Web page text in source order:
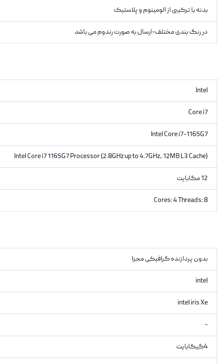
بدنه با ترکیبی از الومینوم و پلاستیک
در رنگ بندی مختلف-ارسال به صورت رندوم می باشد
Intel
Core i7
Intel Core i7-1165G7
Intel Core i7 1165G7 Processor (2.8GHz up to 4.7GHz, 12MB L3 Cache)
12 مگابایت
Cores: 4 Threads: 8
بدون پردازنده گرافیکی مجزا
intel
intel iris Xe
-
4گیگابایت